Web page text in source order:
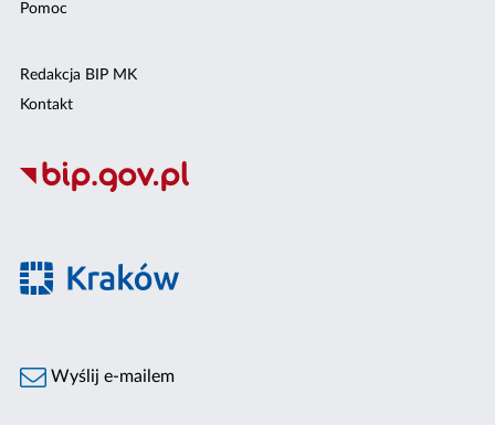
Pomoc
Redakcja BIP MK
Kontakt
Wyślij e-mailem